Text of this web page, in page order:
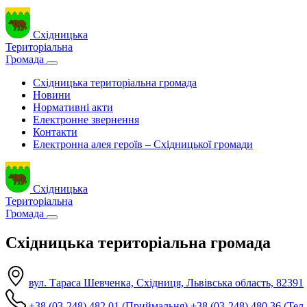
Східницька
Територіальна
Громада
Східницька територіальна громада
Новини
Нормативні акти
Електронне звернення
Контакти
Електронна алея героїв – Східницької громади
Східницька
Територіальна
Громада
Східницька територіальна громада
вул. Тараса Шевченка, Східниця, Львівська область, 82391